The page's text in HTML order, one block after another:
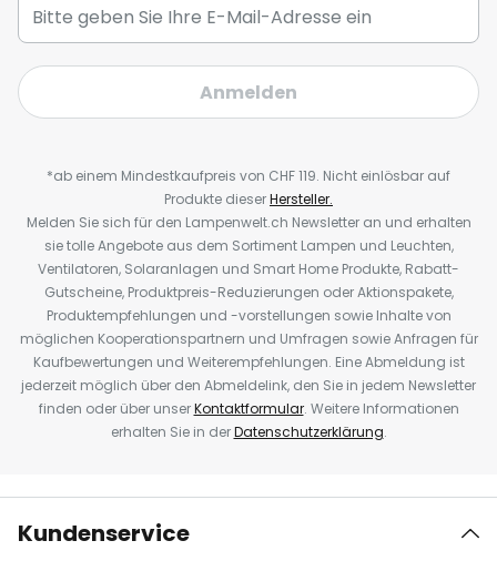
Anmelden
*ab einem Mindestkaufpreis von CHF 119. Nicht einlösbar auf
Produkte dieserHersteller.
Melden Sie sich für den Lampenwelt.ch Newsletter an und erhalten
sie tolle Angebote aus dem Sortiment Lampen und Leuchten,
Ventilatoren, Solaranlagen und Smart Home Produkte, Rabatt-
Gutscheine, Produktpreis-Reduzierungen oder Aktionspakete,
Produktempfehlungen und -vorstellungen sowie Inhalte von
möglichen Kooperationspartnern und Umfragen sowie Anfragen für
Kaufbewertungen und Weiterempfehlungen. Eine Abmeldung ist
jederzeit möglich über den Abmeldelink, den Sie in jedem Newsletter
finden oder über unserKontaktformular. Weitere Informationen
erhalten Sie in derDatenschutzerklärung.
Kundenservice